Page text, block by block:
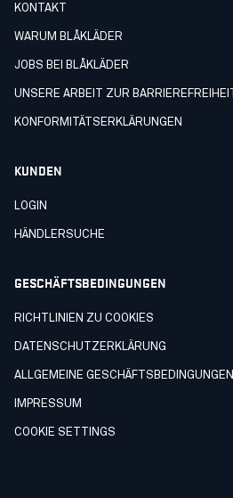
KONTAKT
WARUM BLÅKLÄDER
JOBS BEI BLÅKLÄDER
UNSERE ARBEIT ZUR BARRIEREFREIHEIT
KONFORMITÄTSERKLÄRUNGEN
KUNDEN
LOGIN
HÄNDLERSUCHE
GESCHÄFTSBEDINGUNGEN
RICHTLINIEN ZU COOKIES
DATENSCHUTZERKLÄRUNG
ALLGEMEINE GESCHÄFTSBEDINGUNGEN
IMPRESSUM
COOKIE SETTINGS